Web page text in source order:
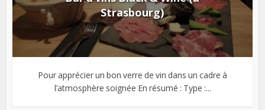
Strasbourg)
Pour apprécier un bon verre de vin dans un cadre à
l’atmosphère soignée En résumé : Type :...